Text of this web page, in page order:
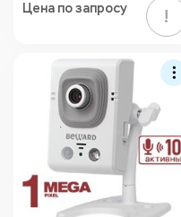
Цена по запросу !